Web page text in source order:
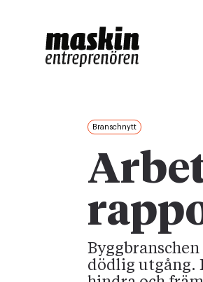
Branschnytt
dödlig utgång.